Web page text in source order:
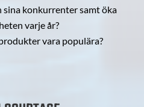
sina konkurrenter samt öka
varje år?
vara populära?